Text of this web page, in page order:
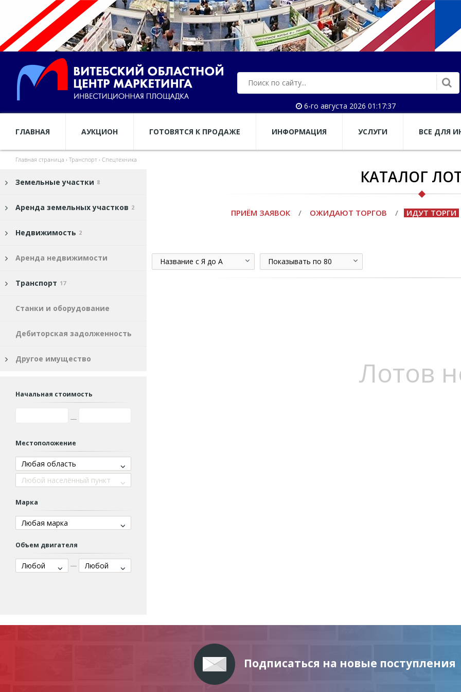
6-го августа 2026 01:17:38
ГЛАВНАЯ АУКЦИОН ГОТОВЯТСЯ К ПРОДАЖЕ ИНФОРМАЦИЯ УСЛУГИ ВСЕ ДЛЯ
Главная страница › Транспорт › Спецтехника
Земельные участки 8
Аренда земельных участков 2
Недвижимость 2
Аренда недвижимости
Транспорт 17
Станки и оборудование
Дебиторская задолженность
Другое имущество
Начальная стоимость
Местоположение
Любая область
Любой населённый пункт
Марка
Любая марка
Объем двигателя
Любой Любой
КАТАЛОГ
ПРИЁМ ЗАЯВОК / ОЖИДАЮТ ТОРГОВ / ИДУТ ТОРГИ
Название с Я до А Показывать по 80
Лотов
Подписаться на новые поступления